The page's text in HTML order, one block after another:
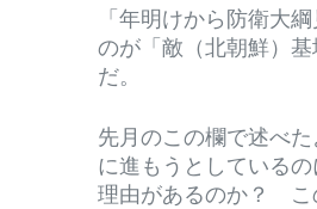
「年明けから防衛大
のが「敵（北朝鮮）
だ。
先月のこの欄で述べ
に進もうとしている
理由があるのか？ こ